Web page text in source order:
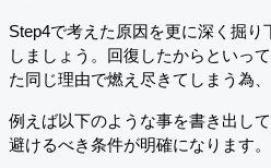
Step4で考えた原因を更に深く掘り
しましょう。回復したからといっ
た同じ理由で燃え尽きてしまう為
例えば以下のような事を書き出し
避けるべき条件が明確になります。